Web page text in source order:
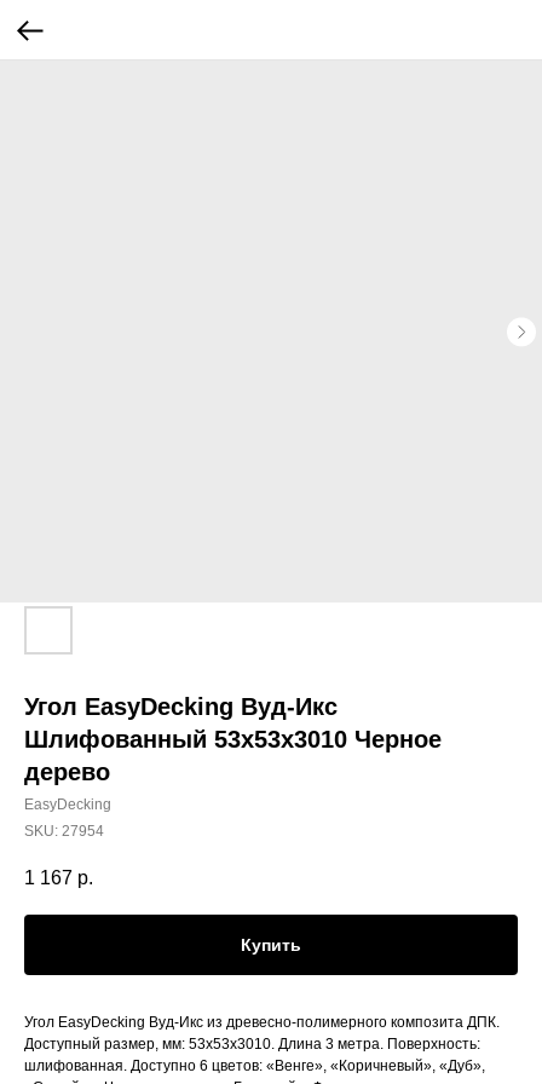
Угол EasyDecking Вуд-Икс
Шлифованный 53х53х3010 Черное
дерево
EasyDecking
SKU: 27954
1 167 р.
Купить
Угол EasyDecking Вуд-Икс из древесно-полимерного композита ДПК.
Доступный размер, мм: 53х53х3010. Длина 3 метра. Поверхность:
шлифованная. Доступно 6 цветов: «Венге», «Коричневый», «Дуб»,